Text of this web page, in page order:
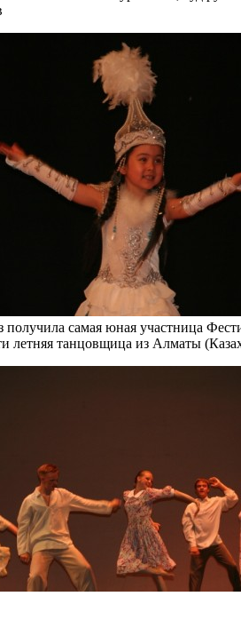
самая юная участница
летняя танцовщица из Алматы